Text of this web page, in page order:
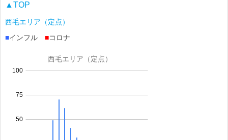
▲TOP
西毛エリア（定点）
■インフル ■コロナ